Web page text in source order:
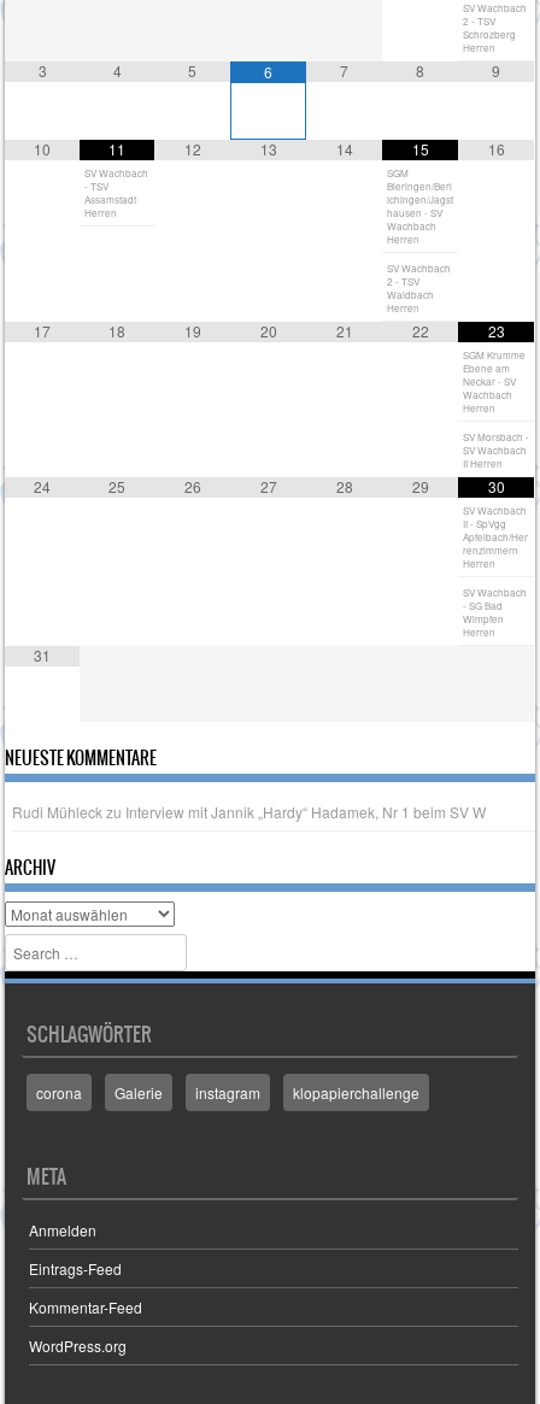
SV Wachbach
2 - TSV
Schrozberg
Herren
3 4 5 6 7 8 9
10 11
SV Wachbach
- TSV
Assamstadt
Herren
12 13 14 15
SGM
Bieringen/Berl
ichingen/Jagst
hausen - SV
Wachbach
Herren
SV Wachbach
2 - TSV
Waldbach
Herren
16
17 18 19 20 21 22 23
SGM Krumme
Ebene am
Neckar - SV
Wachbach
Herren
SV Morsbach -
SV Wachbach
II Herren
24 25 26 27 28 29 30
SV Wachbach
II - SpVgg
Apfelbach/Her
renzimmern
Herren
SV Wachbach
- SG Bad
Wimpfen
Herren
31
NEUESTE KOMMENTARE
Rudi Mühleck zu Interview mit Jannik „Hardy“ Hadamek, Nr 1 beim SV W
ARCHIV
Archiv
Search
SCHLAGWÖRTER
corona Galerie instagram klopapierchallenge
META
Anmelden
Eintrags-Feed
Kommentar-Feed
WordPress.org